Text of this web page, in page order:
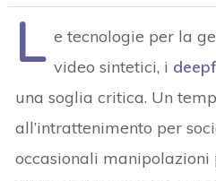
L e tecnologie per la
video sintetici, i
una soglia critica. Un
all’intrattenimento per
occasionali manipolazioni